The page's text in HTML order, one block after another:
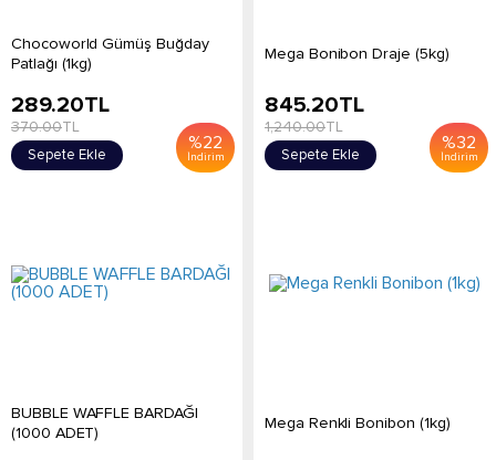
Chocoworld Gümüş Buğday
Patlağı (1kg)
%22
İndirim
289.20TL
370.00TL
Sepete Ekle
Mega Bonibon Draje (5kg)
%32
İndirim
845.20TL
1,240.00TL
Sepete Ekle
BUBBLE WAFFLE BARDAĞI
(1000 ADET)
Mega Renkli Bonibon (1kg)